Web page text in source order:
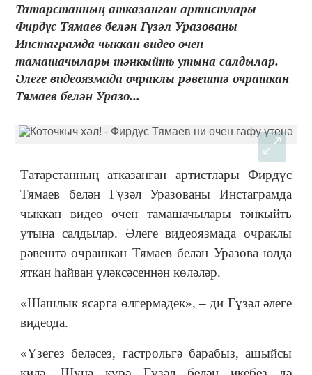
Татарстанның атказанган артистлары
Фирдүс Тямаев белән Гүзәл Уразованы
Инстаграмда чыккан видео өчен
тамашачылары тәнкыйть утына салдылар.
Әлеге видеоязмада очраклы рәвештә очрашкан
Тямаев белән Уразо...
Татарстанның атказанган артистлары Фирдүс
Тямаев белән Гүзәл Уразованы Инстаграмда
чыккан видео өчен тамашачылары тәнкыйть
утына салдылар. Әлеге видеоязмада очраклы
рәвештә очрашкан Тямаев белән Уразова юлда
яткан һайван үләксәсеннән көләләр.
«Шашлык ясарга өлгермәдек», – ди Гүзәл әлеге
видеода.
«Үзегез беләсез, гастрольгә барабыз, ашыйсы